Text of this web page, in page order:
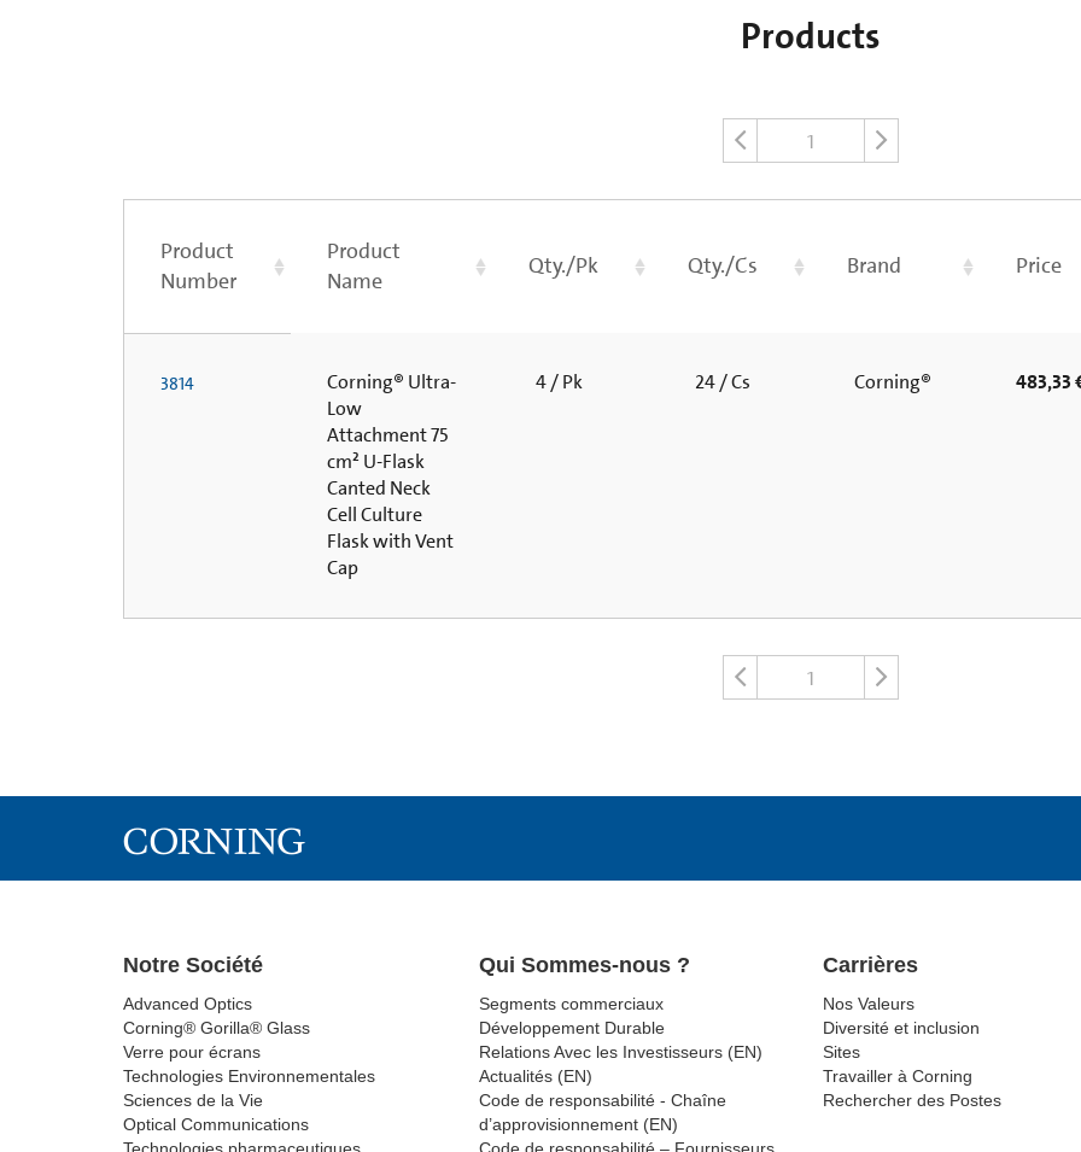
Products
1
Product
Number
Product
Name
Qty./Pk Qty./Cs Brand Price
3814
Corning® Ultra-
Low
Attachment 75
cm² U-Flask
Canted Neck
Cell Culture
Flask with Vent
Cap
4 / Pk 24 / Cs Corning® 483,33
1
Notre Société
Advanced Optics
Corning® Gorilla® Glass
Verre pour écrans
Technologies Environnementales
Sciences de la Vie
Optical Communications
Qui Sommes-nous ?
Segments commerciaux
Développement Durable
Relations Avec les Investisseurs (EN)
Actualités (EN)
Code de responsabilité - Chaîne
d’approvisionnement (EN)
Carrières
Nos Valeurs
Diversité et inclusion
Sites
Travailler à Corning
Rechercher des Postes